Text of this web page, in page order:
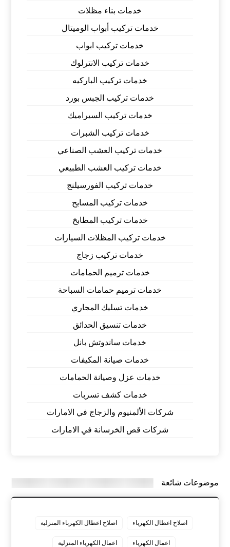
خدمات بناء مظلات
خدمات تركيب أبواب الوميتال
خدمات تركيب ابواب
خدمات تركيب الانترلوك
خدمات تركيب الباركيه
خدمات تركيب الجبس بورد
خدمات تركيب السيراميك
خدمات تركيب الشبرات
خدمات تركيب العشب الصناعي
خدمات تركيب العشب الطبيعي
خدمات تركيب الفورسيلنج
خدمات تركيب المسابح
خدمات تركيب المطابخ
خدمات تركيب المظلات السيارات
خدمات تركيب زجاج
خدمات ترميم الحمامات
خدمات ترميم حمامات السباحة
خدمات تسليك المجاري
خدمات تنسيق الحدائق
خدمات ساندوتش بانل
خدمات صيانة المكيفات
خدمات عزل وصيانة الحمامات
خدمات كشف تسربات
شركات الألمنيوم والزجاج في الامارات
شركات قص الخرسانة في الامارات
موضوعات شائعة
اصلاح اعطال الكهرباء اصلاح اعطال الكهرباء المنزلية
اعمال الكهرباء اعمال الكهرباء المنزلية